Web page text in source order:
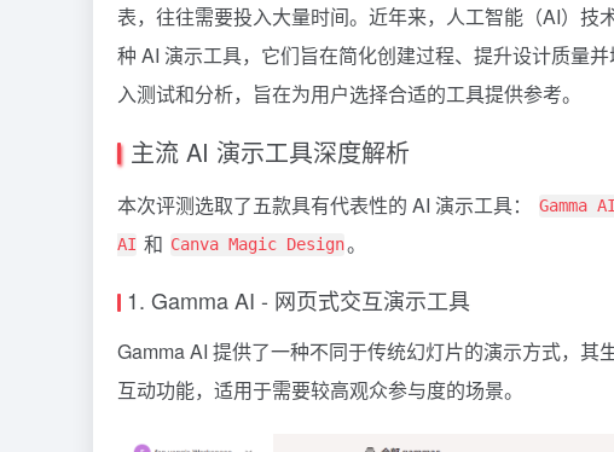
表，往往需要投入大量时间。近年来，人工智能（AI）
种 AI 演示工具，它们旨在简化创建过程、提升设计质量
入测试和分析，旨在为用户选择合适的工具提供参考。
主流 AI 演示工具深度解析
本次评测选取了五款具有代表性的 AI 演示工具： Gamma AI
AI 和 Canva Magic Design。
1. Gamma AI - 网页式交互演示工具
Gamma AI 提供了一种不同于传统幻灯片的演示方式，其
互动功能，适用于需要较高观众参与度的场景。